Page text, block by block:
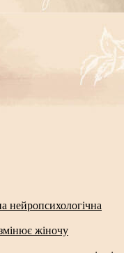
нейропсихологічна
жіночу